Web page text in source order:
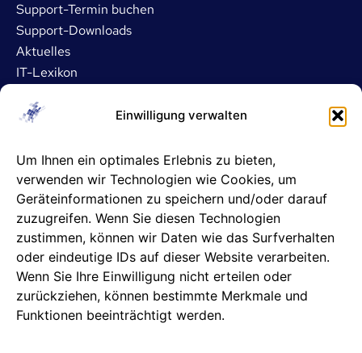
Einwilligung verwalten
Um Ihnen ein optimales Erlebnis zu bieten,
verwenden wir Technologien wie Cookies, um
Geräteinformationen zu speichern und/oder darauf
zuzugreifen. Wenn Sie diesen Technologien
zustimmen, können wir Daten wie das Surfverhalten
oder eindeutige IDs auf dieser Website verarbeiten.
Wenn Sie Ihre Einwilligung nicht erteilen oder
zurückziehen, können bestimmte Merkmale und
Funktionen beeinträchtigt werden.
Support-Termin buchen
Support-Downloads
Aktuelles
IT-Lexikon
Dienstleistungen
Microsoft 365 Betreuung
ASP- und DATEV-Betreuung
IT-Sicherheit
IT-Support
Unternehmen
Info & Kontakt
Karriere